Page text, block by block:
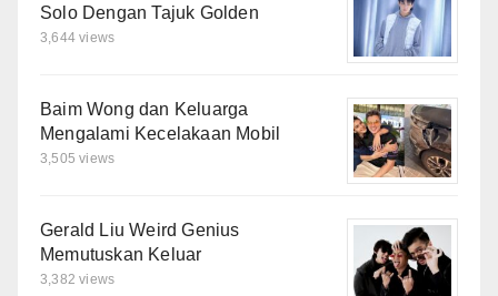
Solo Dengan Tajuk Golden
3,644 views
Baim Wong dan Keluarga
Mengalami Kecelakaan Mobil
3,505 views
Gerald Liu Weird Genius
Memutuskan Keluar
3,382 views